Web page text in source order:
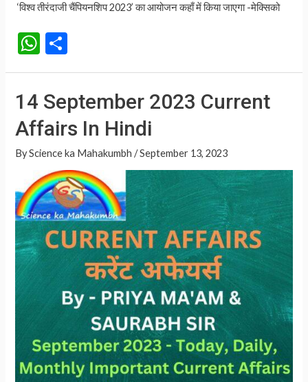
‘विश्व तीरंदाजी चैंपियनशिप 2023’ का आयोजन कहाँ में किया जाएगा -मेक्सिको
W
h
at
s
A
p
p
h
e
14 September 2023 Current
Affairs In Hindi
ByScience ka Mahakumbh /September 13, 2023